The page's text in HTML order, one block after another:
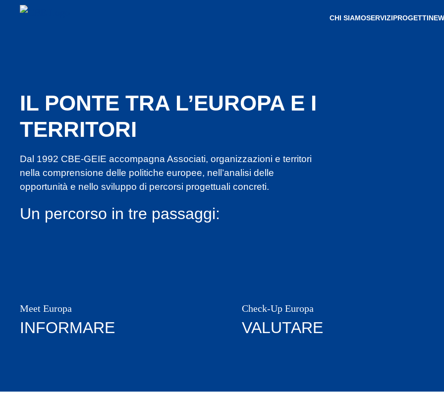
CHI SIAMOSERVIZIPROGETTI
IL PONTE TRA L’EUROPA E I
TERRITORI
Dal 1992 CBE-GEIE accompagna Associati, organizzazioni e territori
nella comprensione delle politiche europee, nell’analisi delle
opportunità e nello sviluppo di percorsi progettuali concreti.
Un percorso in tre passaggi:
Meet Europa
INFORMARE
Check-Up Europa
VALUTARE